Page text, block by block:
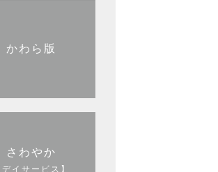
かわら版
さわやか
デイサービス】